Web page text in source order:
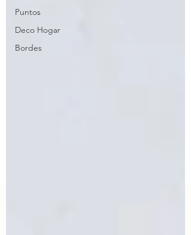
Puntos
Deco Hogar
Bordes